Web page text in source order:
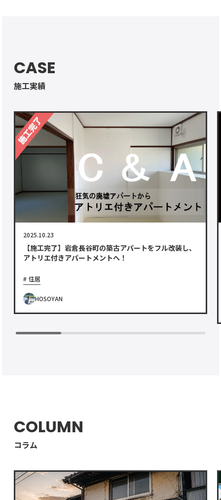
CASE
施工実績
2025.10.23
【施工完了】岩倉長谷町の築古アパートをフル改装し、
アトリエ付きアパートメントへ！
住居
HOSOYAN
COLUMN
コラム